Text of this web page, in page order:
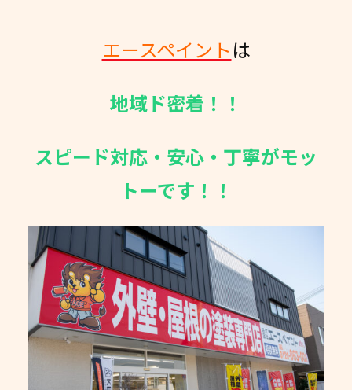
エースペイント は
地域ド密着！！
スピード対応・安心・丁寧がモッ
トーです！！